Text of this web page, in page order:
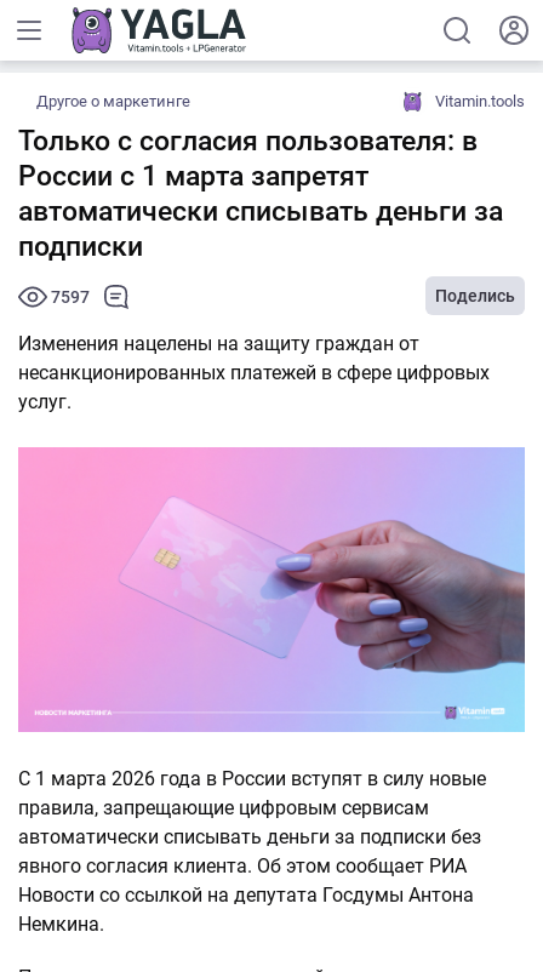
Другое о маркетинге Vitamin.tools
Только с согласия пользователя: в
России с 1 марта запретят
автоматически списывать деньги за
подписки
7597 Поделись
Изменения нацелены на защиту граждан от
несанкционированных платежей в сфере цифровых
услуг.
С 1 марта 2026 года в России вступят в силу новые
правила, запрещающие цифровым сервисам
автоматически списывать деньги за подписки без
явного согласия клиента. Об этом сообщает РИА
Новости со ссылкой на депутата Госдумы Антона
Немкина.